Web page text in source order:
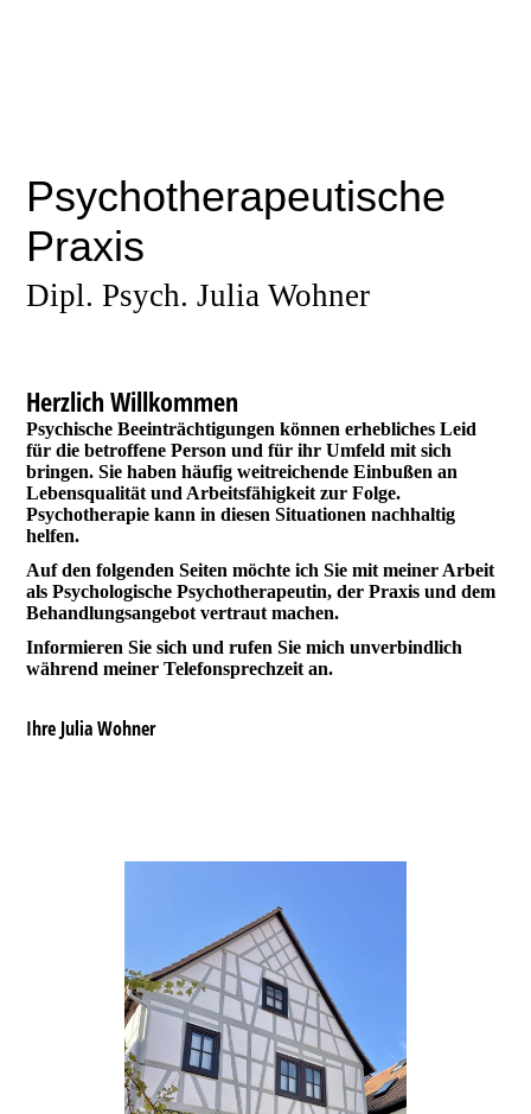
Psychotherapeutische
Praxis
Dipl. Psych. Julia Wohner
Herzlich Willkommen
Psychische Beeinträchtigungen können erhebliches Leid
für die betroffene Person und für ihr Umfeld mit sich
bringen. Sie haben häufig weitreichende Einbußen an
Lebensqualität und Arbeitsfähigkeit zur Folge.
Psychotherapie kann in diesen Situationen nachhaltig
helfen.
Auf den folgenden Seiten möchte ich Sie mit meiner Arbeit
als Psychologische Psychotherapeutin, der Praxis und dem
Behandlungsangebot vertraut machen.
Informieren Sie sich und rufen Sie mich unverbindlich
während meinerTelefonsprechzeit an.
Ihre Julia Wohner